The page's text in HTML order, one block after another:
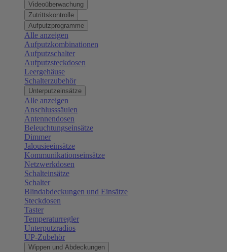
Videoüberwachung
Zutrittskontrolle
Aufputzprogramme
Alle anzeigen
Aufputzkombinationen
Aufputzschalter
Aufputzsteckdosen
Leergehäuse
Schalterzubehör
Unterputzeinsätze
Alle anzeigen
Anschlusssäulen
Antennendosen
Beleuchtungseinsätze
Dimmer
Jalousieeinsätze
Kommunikationseinsätze
Netzwerkdosen
Schalteinsätze
Schalter
Blindabdeckungen und Einsätze
Steckdosen
Taster
Temperaturregler
Unterputzradios
UP-Zubehör
Wippen und Abdeckungen